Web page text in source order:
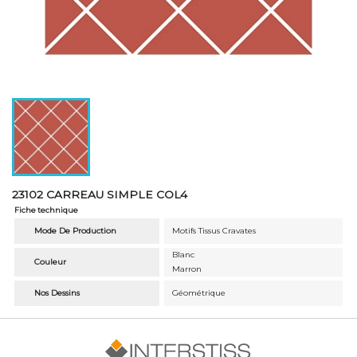
23102 CARREAU SIMPLE COL4
Fiche technique
Mode De Production Motifs Tissus Cravates
Couleur
Blanc
Marron
Nos Dessins Géométrique